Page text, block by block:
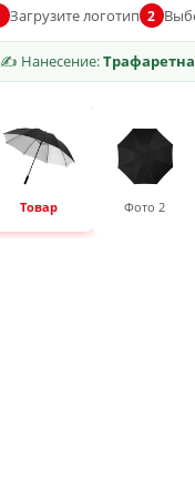
Загрузите логотип 2
✍ Нанесение:
Товар Фото 2